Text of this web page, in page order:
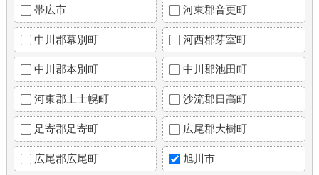
帯広市 河東郡音更町
中川郡幕別町 河西郡芽室町
中川郡本別町 中川郡池田町
河東郡上士幌町 沙流郡日高町
足寄郡足寄町 広尾郡大樹町
広尾郡広尾町 旭川市